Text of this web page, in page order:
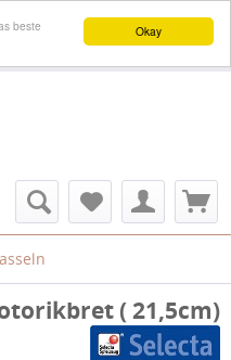
Okay
beste
( 21,5cm)